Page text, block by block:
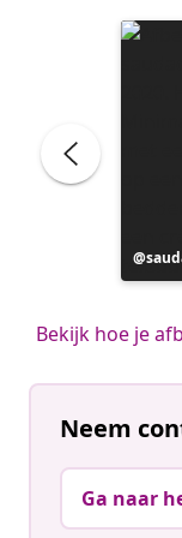
Bekijk hoe je
Neem
Ga naar